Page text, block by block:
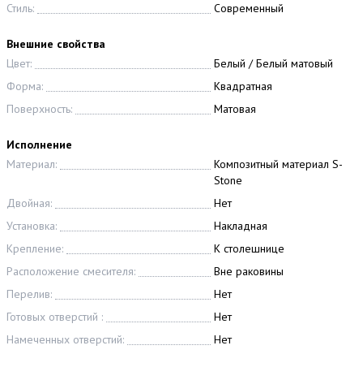
Стиль:
Современный
Внешние свойства
Цвет:
Белый / Белый матовый
Форма:
Квадратная
Поверхность:
Матовая
Исполнение
Материал:
Композитный материал S-
Stone
Двойная:
Нет
Установка:
Накладная
Крепление:
К столешнице
Расположение смесителя:
Вне раковины
Перелив:
Нет
Готовых отверстий :
Нет
Намеченных отверстий:
Нет